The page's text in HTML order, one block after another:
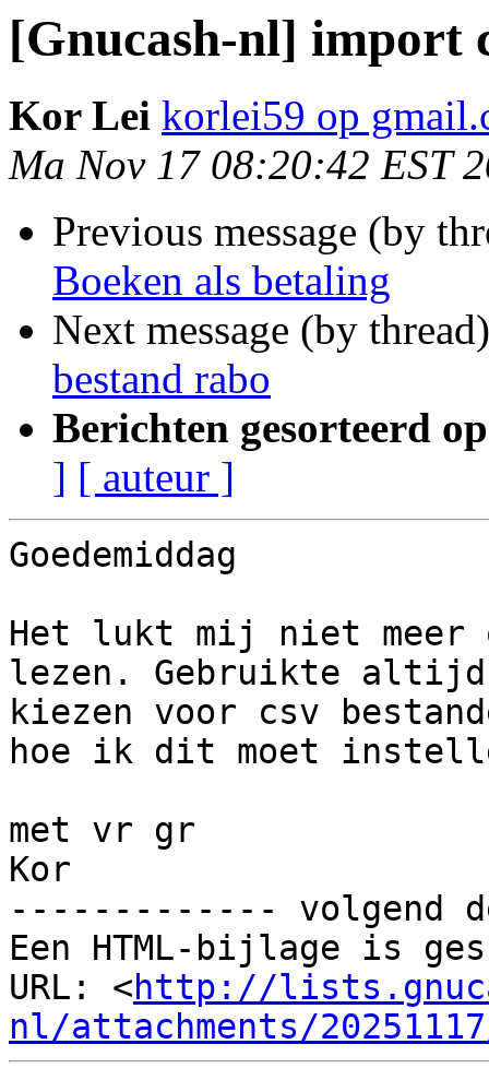
[Gnucash-nl] import
Kor Lei korlei59 op
Ma Nov 17 08:20:42 EST
Previous message (by
Boeken als betaling
Next message (by
bestand rabo
Berichten gesorteerd
] [ auteur ]
Goedemiddag
Het lukt mij niet meer
lezen. Gebruikte altijd
kiezen voor csv
hoe ik dit moet
met vr gr
Kor
------------- volgend
Een HTML-bijlage is
URL: <http://
nl/attachments/